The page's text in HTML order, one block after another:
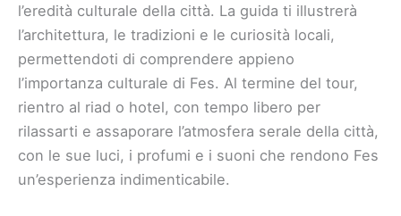
l’eredità culturale della città. La guida ti illustrerà
l’architettura, le tradizioni e le curiosità locali,
permettendoti di comprendere appieno
l’importanza culturale di Fes. Al termine del tour,
rientro al riad o hotel, con tempo libero per
rilassarti e assaporare l’atmosfera serale della città,
con le sue luci, i profumi e i suoni che rendono Fes
un’esperienza indimenticabile.